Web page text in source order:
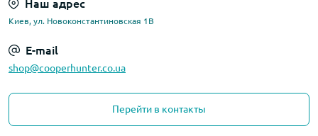
Наш адрес
Киев, ул. Новоконстантиновская 1В
E-mail
shop@cooperhunter.co.ua
Перейти в контакты